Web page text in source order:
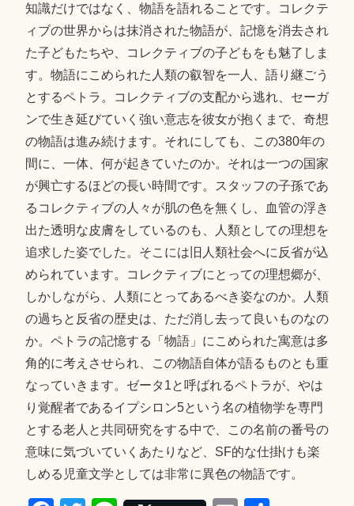
知識だけではなく、物語を語れることです。コレクテ
ィブの世界からは抹消された物語が、記憶を消去され
た子どもたちや、コレクティブの子どもをも魅了しま
す。物語にこめられた人類の叡智を一人、語り継ごう
とするペトラ。コレクティブの支配から逃れ、セーガ
ンで生き延びていく強い意志を彼女が抱くまで、奇想
の物語は進み続けます。それにしても、この380年の
間に、一体、何が起きていたのか。それは一つの国家
が興亡するほどの長い時間です。スタッフの子孫であ
るコレクティブの人々が肌の色を無くし、血管の浮き
出た透明な皮膚をしているのも、人類としての理想を
追求した姿でした。そこには旧人類社会へに反省が込
められています。コレクティブにとっての理想郷が、
しかしながら、人類にとってあるべき姿なのか。人類
の過ちと反省の歴史は、ただ消し去って良いものなの
か。ペトラの記憶する「物語」にこめられた寓意は多
角的に考えさせられ、この物語自体が語るものとも重
なっていきます。ゼータ1と呼ばれるペトラが、やは
り覚醒者であるイプシロン5という名の植物学を専門
とする老人と共同研究をする中で、この名前の番号の
意味に気づいていくあたりなど、SF的な仕掛けも楽
しめる児童文学としては非常に異色の物語です。